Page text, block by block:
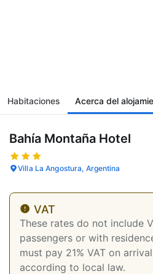
Habitaciones Acerca del
Bahía Montaña Hotel
Villa La Angostura, Argentina
VAT
These rates do not include
passengers or with
must pay 21% VAT on
according to local law.